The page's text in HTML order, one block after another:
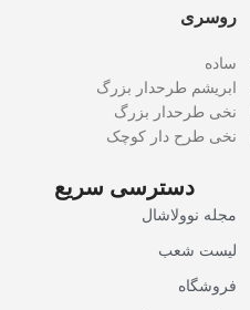
روسری
ساده
ابریشم طرحدار بزرگ
نخی طرحدار بزرگ
نخی طرح دار کوچک
دسترسی سریع
مجله نوولاشال
لیست شعب
فروشگاه